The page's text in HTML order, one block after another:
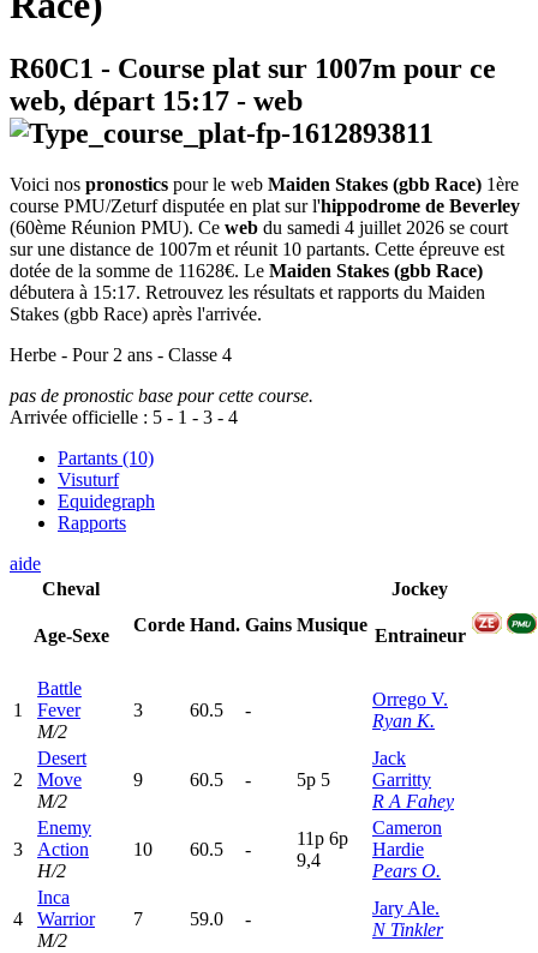
R60C1 - Course plat sur 1007m pour ce
web, départ 15:17 - web
Voici nos pronostics pour le web Maiden Stakes (gbb Race) 1ère
course PMU/Zeturf disputée en plat sur l'hippodrome de Beverley
(60ème Réunion PMU). Ce web du samedi 4 juillet 2026 se court
sur une distance de 1007m et réunit 10 partants. Cette épreuve est
dotée de la somme de 11628€. Le Maiden Stakes (gbb Race)
débutera à 15:17. Retrouvez les résultats et rapports du Maiden
Stakes (gbb Race) après l'arrivée.
Herbe - Pour 2 ans - Classe 4
pas de pronostic base pour cette course.
Arrivée officielle : 5 - 1 - 3 - 4
Partants (10)
Visuturf
Equidegraph
Rapports
aide
Cheval
Age-Sexe
Corde Hand. Gains Musique
Jockey
Entraineur
1
Battle
Fever
M/2
3 60.5 -
Orrego V.
Ryan K.
2
Desert
Move
M/2
9 60.5 - 5p 5
Jack
Garritty
R A Fahey
3
Enemy
Action
H/2
10 60.5 -
11p 6p
9,4
Cameron
Hardie
Pears O.
4
Inca
Warrior
M/2
7 59.0 -
Jary Ale.
N Tinkler